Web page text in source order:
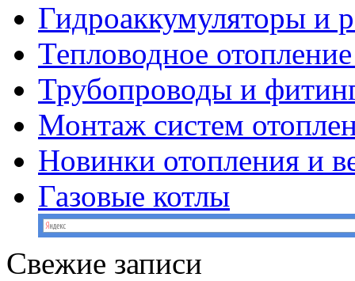
Гидроаккумуляторы и
Тепловодное
Трубопроводы и
Монтаж систем
Новинки отопления и
Газовые котлы
Свежие записи